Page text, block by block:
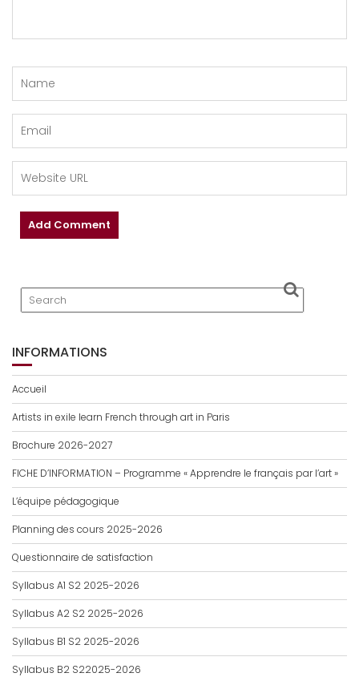
INFORMATIONS
Accueil
Artists in exile learn French through art in Paris
Brochure 2026-2027
FICHE D’INFORMATION – Programme « Apprendre le français par l’art »
L’équipe pédagogique
Planning des cours 2025-2026
Questionnaire de satisfaction
Syllabus A1 S2 2025-2026
Syllabus A2 S2 2025-2026
Syllabus B1 S2 2025-2026
Syllabus B2 S22025-2026